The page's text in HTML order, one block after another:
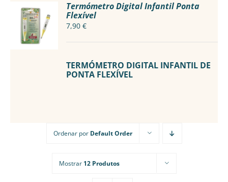
Ordenar por Default Order
Mostrar 12 Produtos
ADICIONAR
/
DETALHES
Termómetro Digital Infantil Ponta
Flexível
7,90€
TERMÓMETRO DIGITAL INFANTIL DE
PONTA FLEXÍVEL